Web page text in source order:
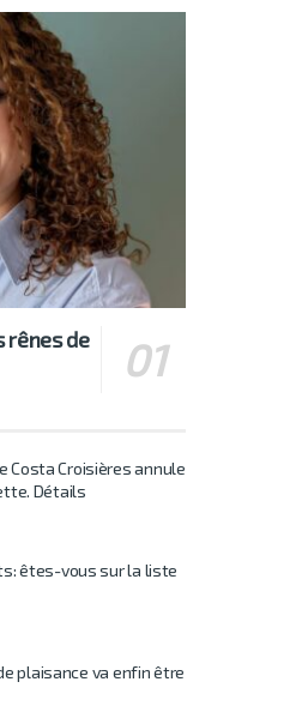
rênes de
Costa Croisières annule
Détails
êtes-vous sur la liste
plaisance va enfin être